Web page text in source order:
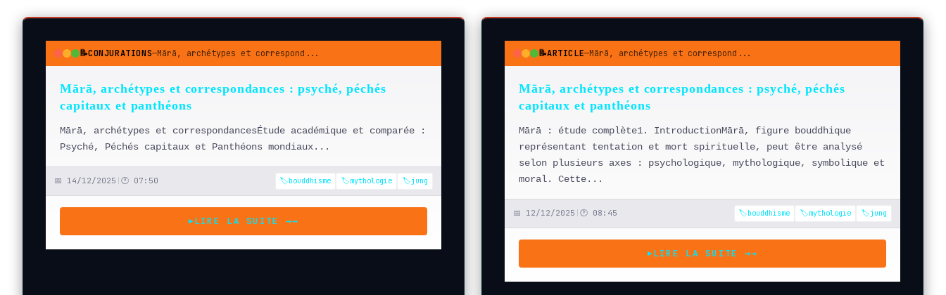
● ● ●📝CONJURATIONS—Mārā, archétypes et correspond...
Mārā, archétypes et correspondances : psyché, péchés
capitaux et panthéons
Mārā, archétypes et correspondancesÉtude académique et comparée :
Psyché, Péchés capitaux et Panthéons mondiaux...
📅 14/12/2025 🕐 07:50 🏷️bouddhisme 🏷️mythologie 🏷️jung
▶LIRE LA SUITE →→
● ● ●📝ARTICLE—Mārā, archétypes et correspond...
Mārā, archétypes et correspondances : psyché, péchés
capitaux et panthéons
Mārā : étude complète1. IntroductionMārā, figure bouddhique
représentant tentation et mort spirituelle, peut être analysé
selon plusieurs axes : psychologique, mythologique, symbolique et
moral. Cette...
📅 12/12/2025 🕐 08:45 🏷️bouddhisme 🏷️mythologie 🏷️jung
▶LIRE LA SUITE →→